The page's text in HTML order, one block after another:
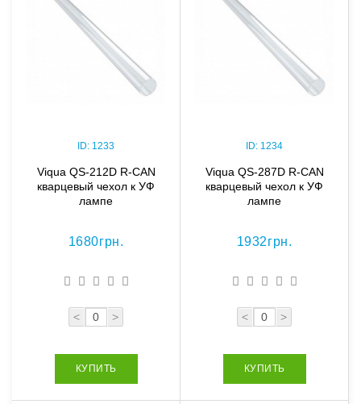
ID: 1233
Viqua QS-212D R-CAN
кварцевый чехол к УФ
лампе
1680грн.
< >
КУПИТЬ
ID: 1234
Viqua QS-287D R-CAN
кварцевый чехол к УФ
лампе
1932грн.
< >
КУПИТЬ